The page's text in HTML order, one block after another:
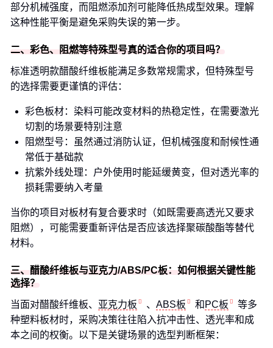
部分机械强度，而阻燃添加剂可能降低热成型效果。理解
这种性能平衡是避免采购失误的第一步。
二、彩色、阻燃等特殊型号真的适合你的项目吗？
标准透明款醋酸纤维板能满足多数常规需求，但特殊型号
的选择需要更谨慎的评估：
彩色板材：染料可能改变材料的热稳定性，在需要激光
切割的场景要特别注意
阻燃型号：虽然通过消防认证，但机械强度和耐候性通
常低于基础款
抗紫外线处理：户外使用时能延缓黄变，但对透光率的
损耗需要纳入考量
当你的项目对板材有复合要求时（如既需要高透光又要求
阻燃），可能需要重新评估是否应该选择聚碳酸酯等替代
材料。
三、醋酸纤维板与亚克力/ABS/PC板：如何根据关键性能
选择？
当面对醋酸纤维板、 亚克力板 、 ABS板 和 PC板
等多
种塑料板材时，采购决策往往陷入抗冲击性、透光率和成
本之间的权衡。以下是关键场景的选型判断框架：